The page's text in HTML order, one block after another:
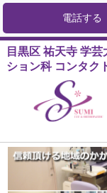
電話する
目黒区 祐天寺 学
ション科 コンタク